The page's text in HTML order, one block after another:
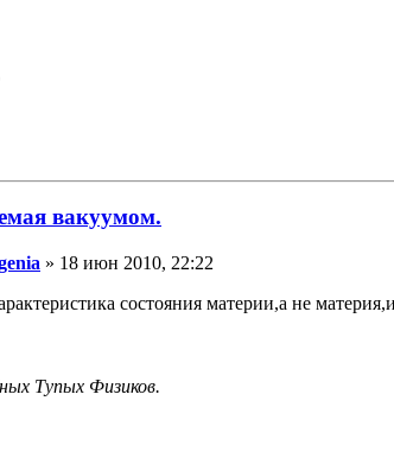
вакуумом.
» 18 июн 2010, 22:22
состояния материи,а не
Тупых Физиков.